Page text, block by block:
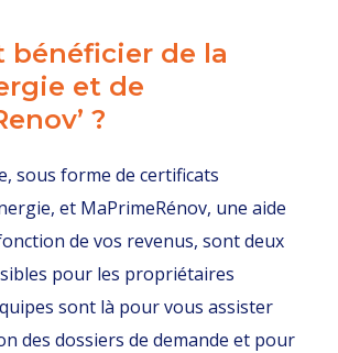
bénéficier de la
et de
?
sous forme de certificats
et MaPrimeRénov, une aide
de vos revenus, sont deux
pour les propriétaires
sont là pour vous assister
des dossiers de demande et pour